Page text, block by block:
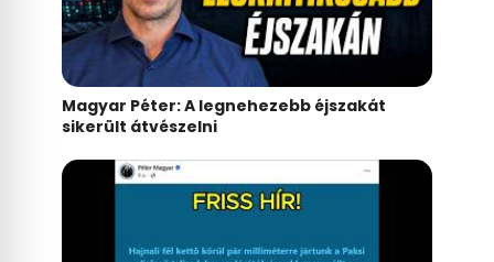
Magyar Péter: A legnehezebb éjszakát
sikerült átvészelni